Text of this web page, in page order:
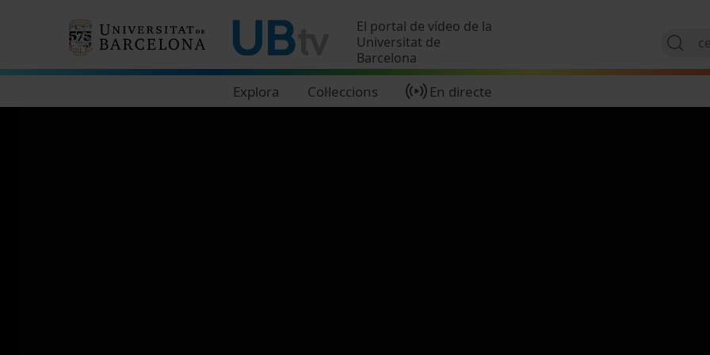
El portal de vídeo de la
Universitat de
Barcelona
Explora Col·leccions En directe